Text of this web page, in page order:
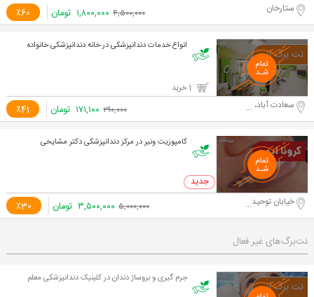
٪60 ستارخان ۴,۵۰۰,۰۰۰ ۱,۸۰۰,۰۰۰ تومان
انواع خدمات دندانپزشکی در خانه دندانپزشکی خانواده
٪41 سعادت آباد، بلوار سرو غربی ۲۹۰,۰۰۰ ۱۷۱,۱۰۰ تومان
کامپوزیت ونیر در مرکز دندانپزشکی دکتر مشایخی
0 خرید
٪30 خیابان توحید میانی، کوچه 12 ۵,۰۰۰,۰۰۰ ۳,۵۰۰,۰۰۰ تومان
نت‌برگ‌های غیر فعال
جرم گیری و بروساژ دندان در کلینیک دندانپزشکی معلم